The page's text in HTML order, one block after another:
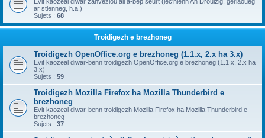
ar stlenneg, h.a.)
Sujets : 68
Troidigezh e brezhoneg
Troidigezh OpenOffice.org e brezhoneg (1.1.x, 2.x ha 3.x)
Evit kaozeal diwar-benn troidigezh OpenOffice.org e brezhoneg (1.1.x, 2.x ha
3.x)
Sujets : 59
Troidigezh Mozilla Firefox ha Mozilla Thunderbird e
brezhoneg
Evit kaozeal diwar-benn troidigezh Mozilla Firefox ha Mozilla Thunderbird e
brezhoneg
Sujets : 37